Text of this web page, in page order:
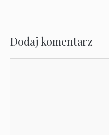
Dodaj komentarz